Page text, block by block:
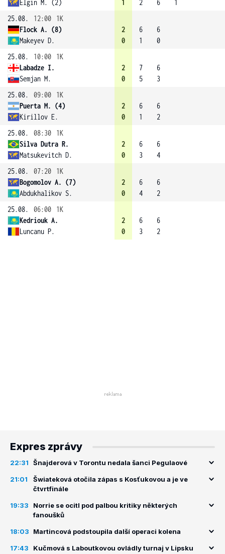
Elgin M. (2) 1 2 6
1
25.08.
12:00
1K
Flock A. (8)
Makeyev D.
2
0
6
1
6
0
25.08.
10:00
1K
Labadze I.
Semjan M.
2
0
7
5
6
3
25.08.
09:00
1K
Puerta M. (4)
Kirillov E.
2
0
6
1
6
2
25.08.
08:30
1K
Silva Dutra R.
Matsukevitch D.
2
0
6
3
6
4
25.08.
07:20
1K
Bogomolov A. (7)
Abdukhalikov S.
2
0
6
4
6
2
25.08.
06:00
1K
Kedriouk A.
Luncanu P.
2
0
6
3
6
2
Expres zprávy
22:31 Šnajderová v Torontu nedala šanci Pegulaové
21:01
Šwiateková otočila zápas s Kosťukovou a je ve
čtvrtfinále
19:33
Norrie se ocitl pod palbou kritiky některých
fanoušků
18:03 Martincová podstoupila další operaci kolena
17:43 Kučmová s Laboutkovou ovládly turnaj v Lipsku